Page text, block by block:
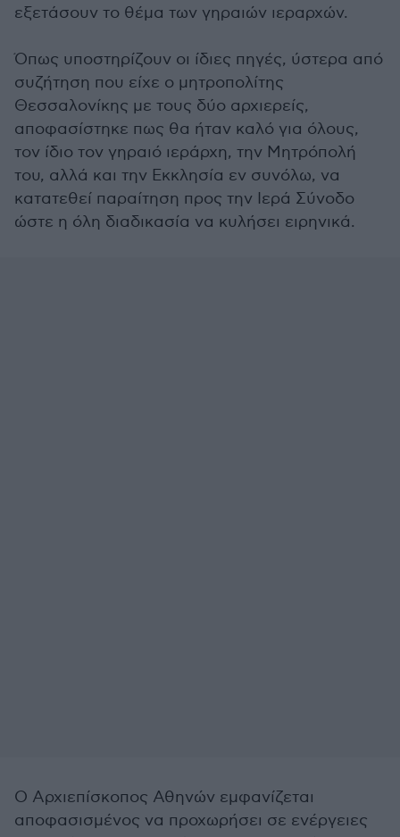
εξετάσουν το θέμα των γηραιών ιεραρχών.
Όπως υποστηρίζουν οι ίδιες πηγές, ύστερα από
συζήτηση που είχε ο μητροπολίτης
Θεσσαλονίκης με τους δύο αρχιερείς,
αποφασίστηκε πως θα ήταν καλό για όλους,
τον ίδιο τον γηραιό ιεράρχη, την Μητρόπολή
του, αλλά και την Εκκλησία εν συνόλω, να
κατατεθεί παραίτηση προς την Ιερά Σύνοδο
ώστε η όλη διαδικασία να κυλήσει ειρηνικά.
Ο Αρχιεπίσκοπος Αθηνών εμφανίζεται
αποφασισμένος να προχωρήσει σε ενέργειες